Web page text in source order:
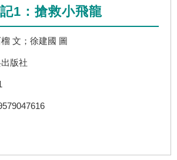
1：搶救小飛龍
文；徐建國 圖
版社